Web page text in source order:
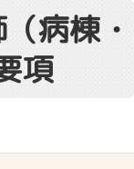
病棟・
項